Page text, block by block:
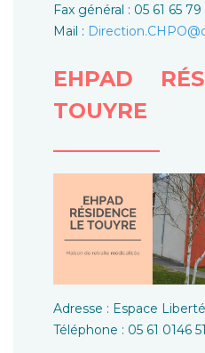
Fax général : 05 61 65 79
Mail :
EHPAD
TOUYRE
Adresse : Espace
Téléphone : 05 61 0146 51